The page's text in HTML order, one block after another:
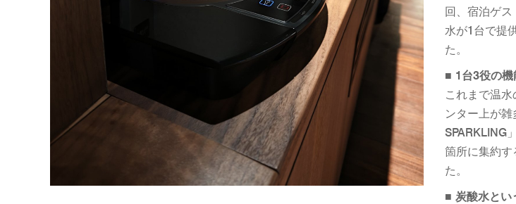
回、宿泊ゲ
水が1台で提
た。
■ 1台3役の
これまで温
ンター上が
SPARKLING
箇所に集約す
た。
■ 炭酸水とい